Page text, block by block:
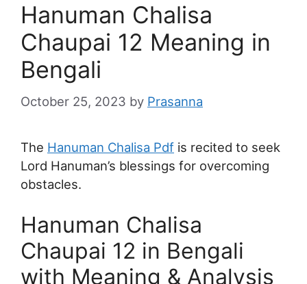
Hanuman Chalisa
Chaupai 12 Meaning in
Bengali
October 25, 2023 by Prasanna
The Hanuman Chalisa Pdf is recited to seek
Lord Hanuman’s blessings for overcoming
obstacles.
Hanuman Chalisa
Chaupai 12 in Bengali
with Meaning & Analysis